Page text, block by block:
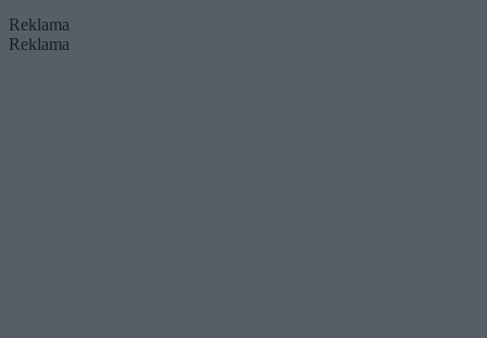
Reklama
Reklama